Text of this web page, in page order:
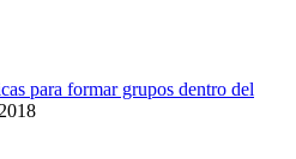
para formar grupos dentro del